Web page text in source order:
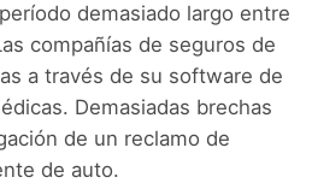
demasiado largo entre
compañías de seguros de
a través de su software de
Demasiadas brechas
de un reclamo de
de auto.